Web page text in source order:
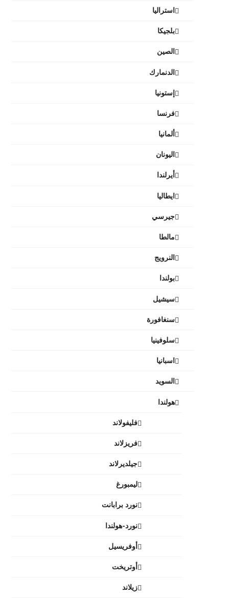
استراليا
بلجيكا
الصين
الدنمارك
إستونيا
فرنسا
ألمانيا
اليونان
أيرلندا
ايطاليا
جيرسي
مالطا
النرويج
بولندا
سيشيل
سنغافورة
سلوفينيا
اسبانيا
السويد
هولندا
فليفولاند
فريزلاند
جيلديرلاند
ليمبورغ
نورد برابانت
نورد-هولندا
أوفريسيل
أوتريخت
زيلاند